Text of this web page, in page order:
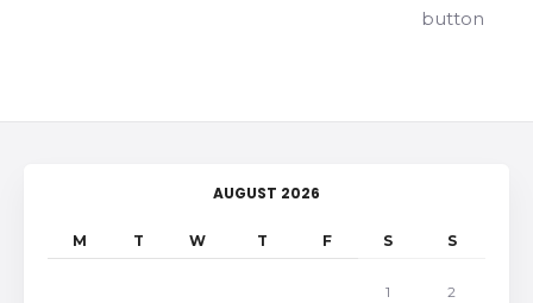
button
AUGUST 2026
M T W T F S S
1 2